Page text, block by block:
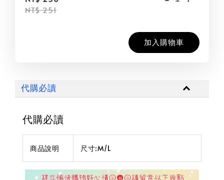
NT$ 251
加入購物車
代購必讀
代購必讀
商品說明 尺寸:M/L